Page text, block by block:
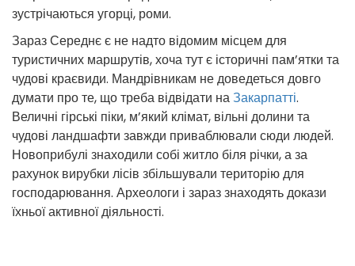
зустрічаються угорці, роми.
Зараз Середнє є не надто відомим місцем для
туристичних маршрутів, хоча тут є історичні пам’ятки та
чудові краєвиди. Мандрівникам не доведеться довго
думати про те, що треба відвідати наЗакарпатті.
Величні гірські піки, м’який клімат, вільні долини та
чудові ландшафти завжди приваблювали сюди людей.
Новоприбулі знаходили собі житло біля річки, а за
рахунок вирубки лісів збільшували територію для
господарювання. Археологи і зараз знаходять докази
їхньої активної діяльності.